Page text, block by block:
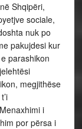
Shqipëri,
sociale,
nuk po
pakujdesi kur
parashikon
megjithëse
i
por përsa i